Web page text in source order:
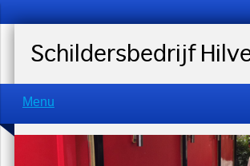
Schildersbedrijf
Menu